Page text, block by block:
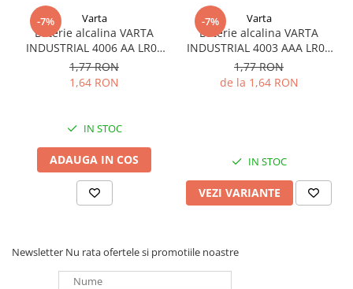
Acumulatori UPS
Drumetii / Camping
Accesorii
Frigidere portabile
Racire/Incalzire
Statii energie portabile
Diverse
structurata
Sigurante
-7% Varta
Baterie alcalina VARTA
INDUSTRIAL 4006 AA LR06
1.5V bulk
1,77 RON
1,64 RON
IN STOC
ADAUGA IN COS
-7% Varta
Baterie alcalina VARTA
INDUSTRIAL 4003 AAA LR03
1.5V
1,77 RON
de la 1,64 RON
IN STOC
VEZI VARIANTE
Newsletter Nu rata ofertele si promotiile noastre